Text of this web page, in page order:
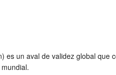
es un aval de validez global